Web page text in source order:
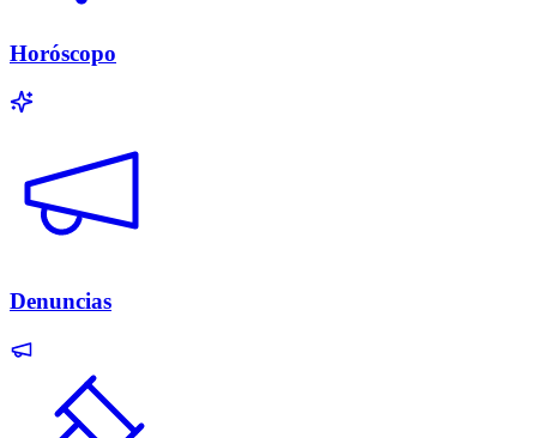
Horóscopo
Denuncias